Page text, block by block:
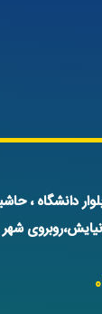
دانشگاه ،
شهر